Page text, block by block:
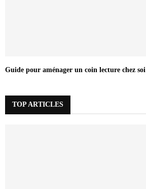
Guide pour aménager un coin lecture chez soi
TOP ARTICLES